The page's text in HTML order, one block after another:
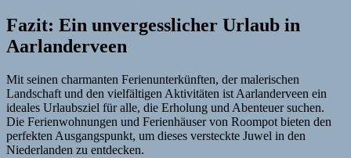
Fazit: Ein unvergesslicher Urlaub in
Aarlanderveen
Mit seinen charmanten Ferienunterkünften, der malerischen
Landschaft und den vielfältigen Aktivitäten ist Aarlanderveen ein
ideales Urlaubsziel für alle, die Erholung und Abenteuer suchen.
Die Ferienwohnungen und Ferienhäuser von Roompot bieten den
perfekten Ausgangspunkt, um dieses versteckte Juwel in den
Niederlanden zu entdecken.